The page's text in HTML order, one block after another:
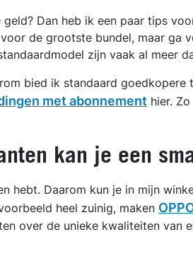
Dan heb ik een paar tips
de grootste bundel, maar
zijn vaak al meer
bied ik standaard
met abonnement hier.
kan je een
hebt. Daarom kun je in mijn
heel zuinig, maken
over de unieke kwaliteiten van